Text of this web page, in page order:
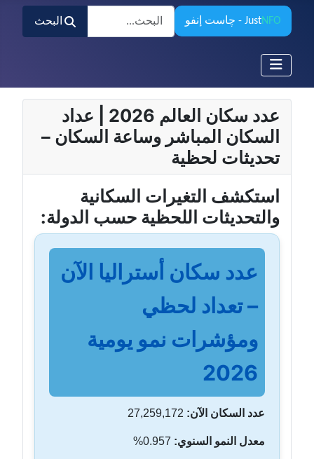
JustNFO - چاست إنفو
البحث
البحث
عدد سكان العالم 2026 | عداد
السكان المباشر وساعة السكان –
تحديثات لحظية
استكشف التغيرات السكانية
والتحديثات اللحظية حسب الدولة:
عدد سكان أستراليا الآن
– تعداد لحظي
ومؤشرات نمو يومية
2026
عدد السكان الآن: 27,259,172
معدل النمو السنوي: